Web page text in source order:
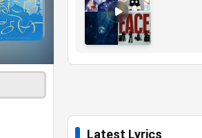
Latest Lyrics